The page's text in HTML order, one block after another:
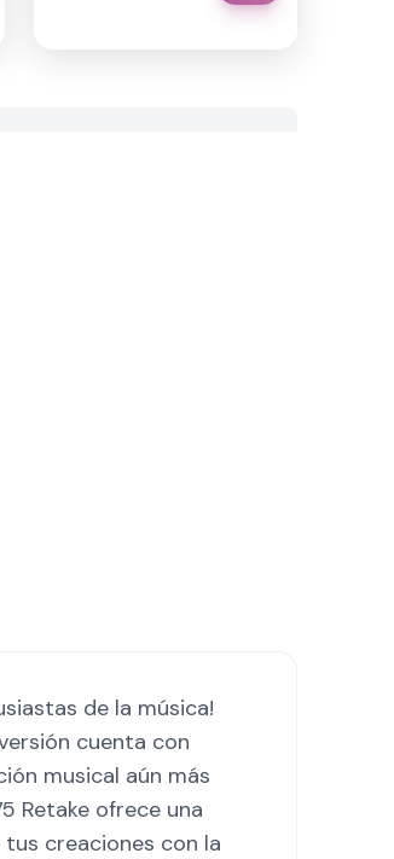
de la música!
cuenta con
musical aún más
Retake ofrece una
creaciones con la